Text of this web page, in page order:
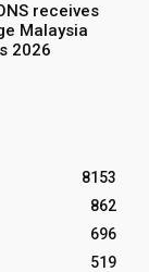
receives
Malaysia
2026
8153
862
696
519